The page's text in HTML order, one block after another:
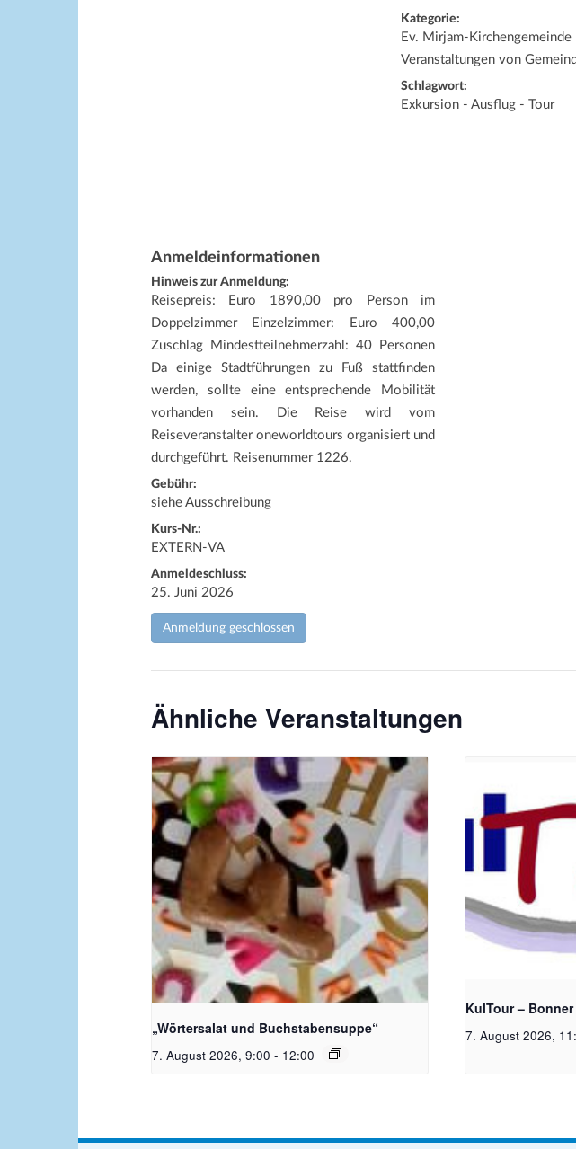
Kategorie:
Ev. Mirjam-Kirchengemeinde
Veranstaltungen von
Schlagwort:
Exkursion - Ausflug - Tour
Anmeldeinformationen
Hinweis zur Anmeldung:
Reisepreis: Euro 1890,00 pro Person im
Doppelzimmer Einzelzimmer: Euro 400,00
Zuschlag Mindestteilnehmerzahl: 40 Personen
Da einige Stadtführungen zu Fuß stattfinden
werden, sollte eine entsprechende Mobilität
vorhanden sein. Die Reise wird vom
Reiseveranstalter oneworldtours organisiert und
durchgeführt. Reisenummer 1226.
Gebühr:
siehe Ausschreibung
Kurs-Nr.:
EXTERN-VA
Anmeldeschluss:
25. Juni 2026
Anmeldung geschlossen
Ähnliche Veranstaltungen
Bildquelle_ Pixabay Free_Christoph
Meinersmann
„Wörtersalat und Buchstabensuppe“
7. August 2026, 9:00 - 12:00
KulTour –
7. August 2026,